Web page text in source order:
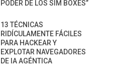
PODER DE LOS SIM BOXES”
13 TÉCNICAS
RIDÍCULAMENTE FÁCILES
PARA HACKEAR Y
EXPLOTAR NAVEGADORES
DE IA AGÉNTICA